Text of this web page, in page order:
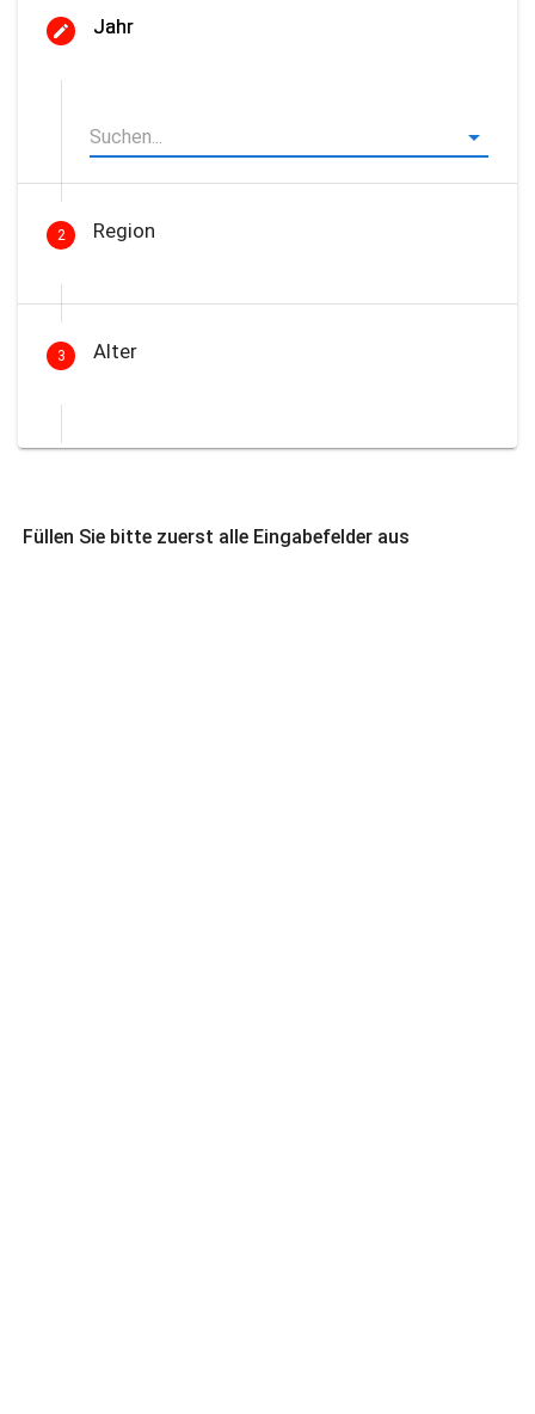
Jahr
2 Region
3 Alter
Füllen Sie bitte zuerst alle Eingabefelder aus